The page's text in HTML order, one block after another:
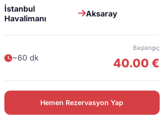
İstanbul
Havalimanı
Aksaray
~60 dk
Başlangıç
40.00 €
Hemen Rezervasyon Yap